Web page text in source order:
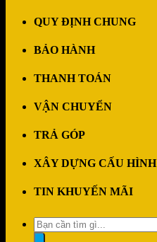
QUY ĐỊNH CHUNG
BẢO HÀNH
THANH TOÁN
VẬN CHUYỂN
TRẢ GÓP
XÂY DỰNG CẤU HÌNH
TIN KHUYẾN MÃI
Tìm
kiếm: